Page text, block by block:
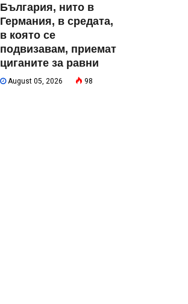
България, нито в
Германия, в средата,
в която се
подвизавам, приемат
циганите за равни
August 05, 2026 98